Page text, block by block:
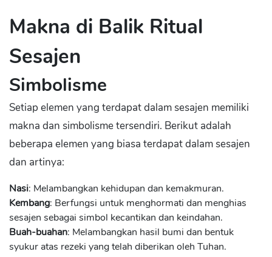
Makna di Balik Ritual
Sesajen
Simbolisme
Setiap elemen yang terdapat dalam sesajen memiliki
makna dan simbolisme tersendiri. Berikut adalah
beberapa elemen yang biasa terdapat dalam sesajen
dan artinya:
Nasi: Melambangkan kehidupan dan kemakmuran.
Kembang: Berfungsi untuk menghormati dan menghias
sesajen sebagai simbol kecantikan dan keindahan.
Buah-buahan: Melambangkan hasil bumi dan bentuk
syukur atas rezeki yang telah diberikan oleh Tuhan.